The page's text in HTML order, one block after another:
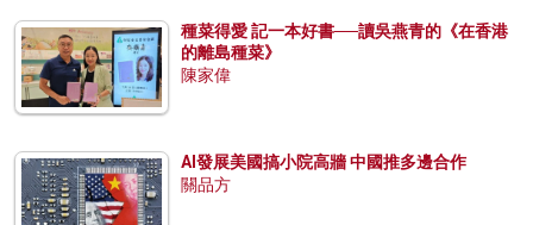
種菜得愛 記一本好書──讀吳燕青的《在香港
的離島種菜》
陳家偉
AI發展美國搞小院高牆 中國推多邊合作
關品方